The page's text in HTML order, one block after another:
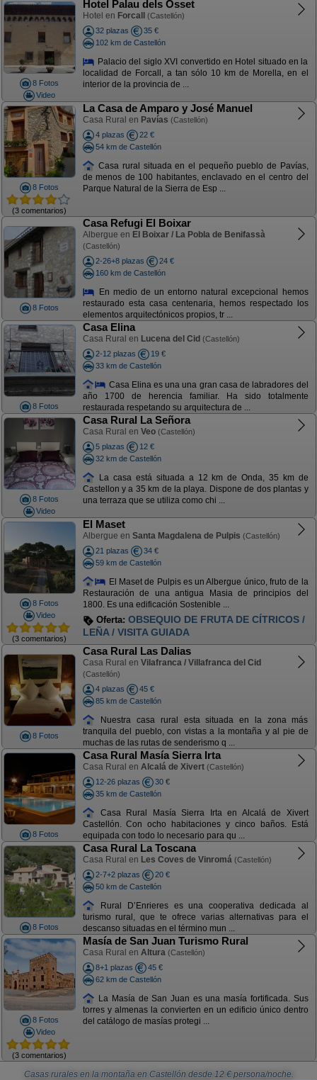
8 Fotos
Video
Hotel Palau dels Osset
Hotel en Forcall
(Castellón)
32 plazas
35 €
102 km de Castellón
Palacio del siglo XVI convertido en Hotel situado en la
localidad de Forcall, a tan sólo 10 km de Morella, en el
interior de la provincia de ...
8 Fotos
(3 comentarios)
La Casa de Amparo y José Manuel
Casa Rural en Pavías (Castellón)
4 plazas
22 €
54 km de Castellón
Casa rural situada en el pequeño pueblo de Pavías,
de menos de 100 habitantes, enclavado en el centro del
Parque Natural de la Sierra de Esp ...
8 Fotos
Casa Refugi El Boixar
Albergue en El Boixar / La Pobla de Benifassà
(Castellón)
2-26+8 plazas
24 €
160 km de Castellón
En medio de un entorno natural excepcional hemos
restaurado esta casa centenaria, hemos respectado los
elementos arquitectónicos propios, tr ...
8 Fotos
Casa Elina
Casa Rural en Lucena del Cid (Castellón)
2-12 plazas
19 €
33 km de Castellón
Casa Elina es una una gran casa de labradores del
año 1700 de herencia familiar. Ha sido totalmente
restaurada respetando su arquitectura de ...
8 Fotos
Video
Casa Rural La Señora
Casa Rural en Veo (Castellón)
5 plazas
12 €
32 km de Castellón
La casa está situada a 12 km de Onda, 35 km de
Castellon y a 35 km de la playa. Dispone de dos plantas y
una terraza que se utiliza como chi ...
8 Fotos
Video
(3 comentarios)
El Maset
Albergue en Santa Magdalena de Pulpis (Castellón)
21 plazas
34 €
59 km de Castellón
El Maset de Pulpis es un Albergue único, fruto de la
Restauración de una antigua Masia de principios del
1800. Es una edificación Sostenible ...
Oferta: OBSEQUIO DE FRUTA DE CÍTRICOS /
LEÑA / VISITA GUIADA
8 Fotos
Casa Rural Las Dalias
Casa Rural en Vilafranca / Villafranca del Cid
(Castellón)
4 plazas
45 €
85 km de Castellón
Nuestra casa rural esta situada en la zona más
tranquila del pueblo, con vistas a la montaña y al pie de
muchas de las rutas de senderismo q ...
8 Fotos
Casa Rural Masía Sierra Irta
Casa Rural en Alcalá de Xivert (Castellón)
12-26 plazas
30 €
35 km de Castellón
Casa Rural Masía Sierra Irta en Alcalá de Xivert
Castellón. Con ocho habitaciones y cinco baños. Está
equipada con todo lo necesario para qu ...
8 Fotos
Casa Rural La Toscana
Casa Rural en Les Coves de Vinromá (Castellón)
2-7+2 plazas
20 €
50 km de Castellón
Rural D’Enrieres es una cooperativa dedicada al
turismo rural, que te ofrece varias alternativas para el
descanso situadas en el término mun ...
8 Fotos
Video
(3 comentarios)
Masía de San Juan Turismo Rural
Casa Rural en Altura (Castellón)
8+1 plazas
45 €
62 km de Castellón
La Masía de San Juan es una masía fortificada. Sus
torres y almenas la convierten en un edificio único dentro
del catálogo de masías protegi ...
Casas rurales en la montaña en Castellón desde 12€ persona/noche.